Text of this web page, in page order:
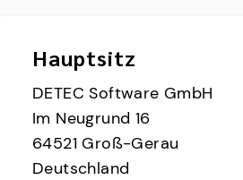
Hauptsitz
DETEC Software GmbH
Im Neugrund 16
64521 Groß-Gerau
Deutschland